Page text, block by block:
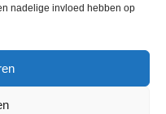
nadelige invloed hebben op